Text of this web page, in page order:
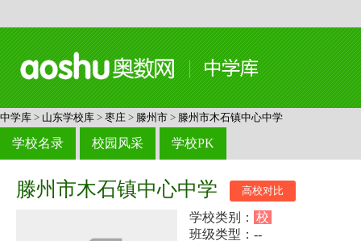
中学库 > 山东学校库 > 枣庄 > 滕州市 > 滕州市木石镇中心中学
学校名录 校园风采 学校PK
滕州市木石镇中心中学 高校对比
学校类别： 校
班级类型：--